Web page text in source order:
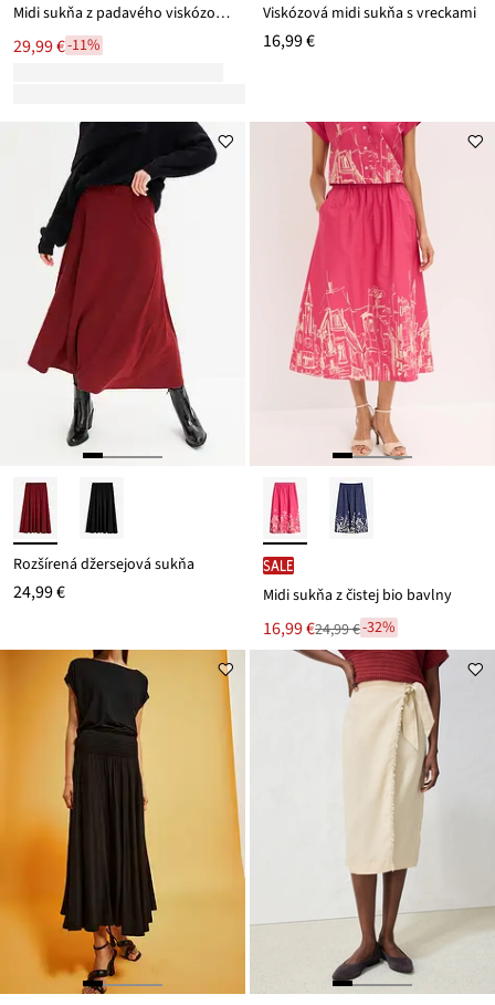
Midi sukňa z padavého viskózového mixu
29,99 €-11%
Viskózová midi sukňa s vreckami
16,99 €
Rozšírená džersejová sukňa
24,99 €
SALE
Midi sukňa z čistej bio bavlny
Nová
cena
16,99 €
Zľava 24,99 €-32%